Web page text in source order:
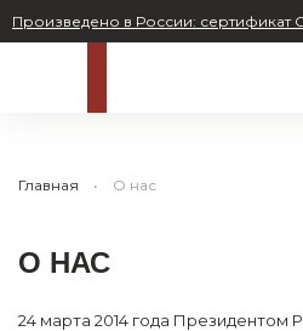
Произведено в России: сертификат
Главная О нас
О НАС
24 марта 2014 года Президентом